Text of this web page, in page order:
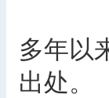
多年以
出处。